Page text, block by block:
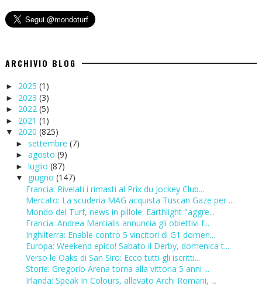
ARCHIVIO BLOG
► 2025 (1)
► 2023 (3)
► 2022 (5)
► 2021 (1)
▼ 2020 (825)
► settembre (7)
► agosto (9)
► luglio (87)
▼ giugno (147)
Francia: Rivelati i rimasti al Prix du Jockey Club...
Mercato: La scuderia MAG acquista Tuscan Gaze per ...
Mondo del Turf, news in pillole: Earthlight "aggre...
Francia: Andrea Marcialis annuncia gli obiettivi f...
Inghilterra: Enable contro 5 vincitori di G1 domen...
Europa: Weekend epico! Sabato il Derby, domenica t...
Verso le Oaks di San Siro: Ecco tutti gli iscritti...
Storie: Gregorio Arena torna alla vittoria 5 anni ...
Irlanda: Speak In Colours, allevato Archi Romani, ...